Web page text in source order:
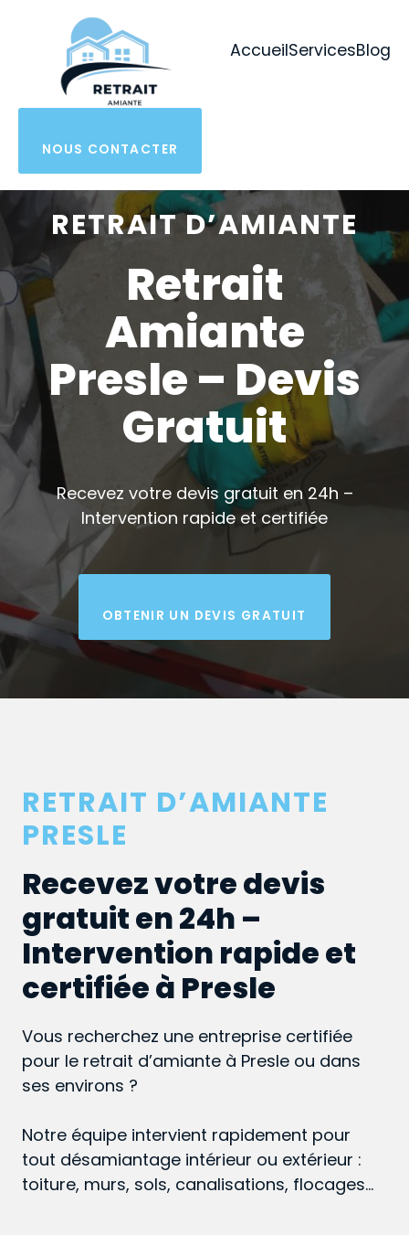
AccueilServicesBlog
NOUS CONTACTER
RETRAIT D’AMIANTE
Retrait
Amiante
Presle – Devis
Gratuit
Recevez votre devis gratuit en 24h –
Intervention rapide et certifiée
OBTENIR UN DEVIS GRATUIT
RETRAIT D’AMIANTE
PRESLE
Recevez votre devis
gratuit en 24h –
Intervention rapide et
certifiée à Presle
Vous recherchez une entreprise certifiée
pour le retrait d’amiante à Presle ou dans
ses environs ?
Notre équipe intervient rapidement pour
tout désamiantage intérieur ou extérieur :
toiture, murs, sols, canalisations, flocages…